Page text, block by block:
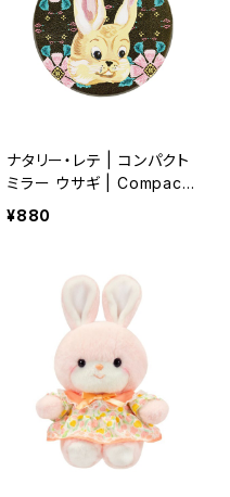
ナタリー・レテ | コンパクト
ミラー ウサギ | Compact
mirror Rabbit
¥880